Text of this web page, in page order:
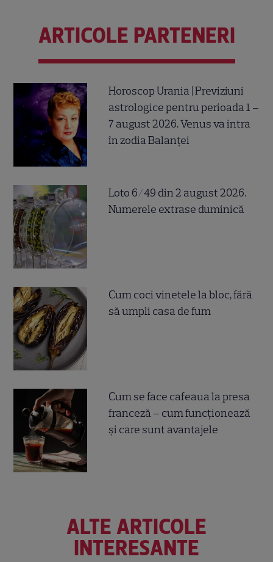
ARTICOLE PARTENERI
Horoscop Urania | Previziuni
astrologice pentru perioada 1 –
7 august 2026. Venus va intra
în zodia Balanței
Loto 6/49 din 2 august 2026.
Numerele extrase duminică
Cum coci vinetele la bloc, fără
să umpli casa de fum
Cum se face cafeaua la presa
franceză – cum funcționează
și care sunt avantajele
ALTE ARTICOLE
INTERESANTE